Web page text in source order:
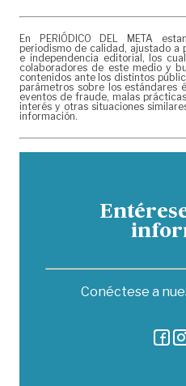
En PERIÓDICO DEL META
periodismo de calidad, ajustado a
e independencia editorial, los
colaboradores de este medio y
contenidos ante los distintos
parámetros sobre los estándares
eventos de fraude, malas
interés y otras situaciones
información.
Conéctese a